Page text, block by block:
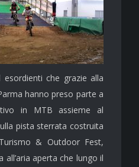
esordienti che grazie alla
hanno preso parte a
in MTB assieme al
pista sterrata costruita
& Outdoor Fest,
aperta che lungo il